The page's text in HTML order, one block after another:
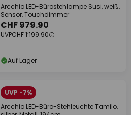
Arcchio LED-Bürostehlampe Susi, weiß,
Sensor, Touchdimmer
CHF 979.90
UVPCHF 1’199.90
Auf Lager
UVP -7%
Arcchio LED-Büro-Stehleuchte Tamilo,